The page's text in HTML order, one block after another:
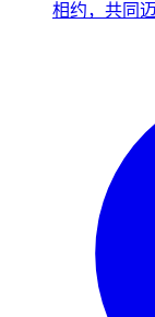
相约，共同